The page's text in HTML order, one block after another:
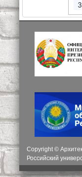
Copyright ©
Российский